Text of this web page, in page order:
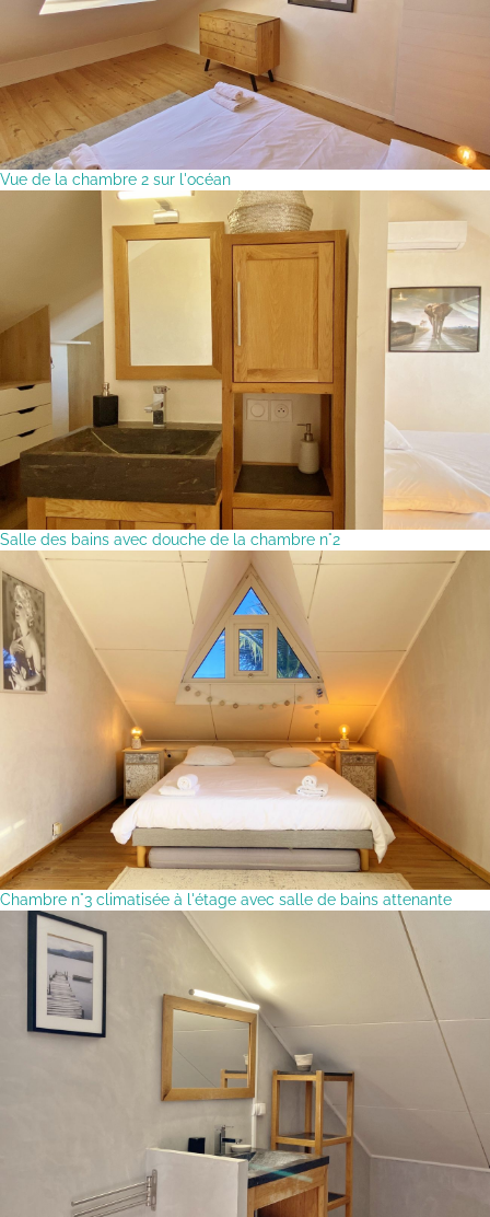
Vue de la chambre 2 sur l'océan
Salle des bains avec douche de la chambre n°2
Chambre n°3 climatisée à l'étage avec salle de bains attenante